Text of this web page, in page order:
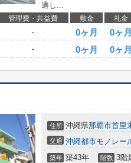
適し...
管理費・共益費 敷金 礼金
- 0ヶ月 0ヶ月
- 0ヶ月 0ヶ月
住所 沖縄県那覇市首里
交通 沖縄都市モノレー
築年 築43年 階数 3階